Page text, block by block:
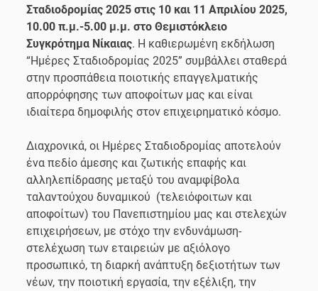
Σταδιοδρομίας 2025στις 10 και 11 Απριλίου 2025,
10.00 π.μ.-5.00 μ.μ. στο Θεμιστόκλειο
Συγκρότημα Νίκαιας. Η καθιερωμένη εκδήλωση
“Ημέρες Σταδιοδρομίας 2025” συμβάλλει σταθερά
στην προσπάθεια ποιοτικής επαγγελματικής
απορρόφησης των αποφοίτων μας και είναι
ιδιαίτερα δημοφιλής στον επιχειρηματικό κόσμο.
Διαχρονικά, οι Ημέρες Σταδιοδρομίας αποτελούν
ένα πεδίο άμεσης και ζωτικής επαφής και
αλληλεπίδρασης μεταξύ του αναμφίβολα
ταλαντούχου δυναμικού (τελειόφοιτων και
αποφοίτων) του Πανεπιστημίου μας και στελεχών
επιχειρήσεων, με στόχο την ενδυνάμωση-
στελέχωση των εταιρειών με αξιόλογο
προσωπικό, τη διαρκή ανάπτυξη δεξιοτήτων των
νέων, την ποιοτική εργασία, την εξέλιξη, την